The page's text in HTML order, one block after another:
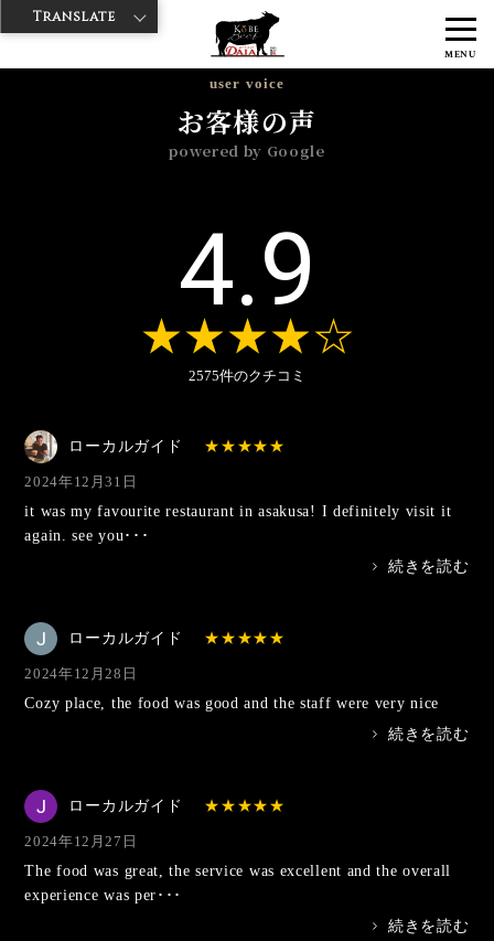
MENU
神戸牛ダイヤ > 神戸牛ダイア 観音通り店 2024年
user voice
お客様の声
powered by Google
4.9
2575件のクチコミ
ローカルガイド
2024年12月31日
it was my favourite restaurant in asakusa! I definitely visit it
again. see you･･･
>
続きを読む
ローカルガイド
2024年12月28日
Cozy place, the food was good and the staff were very nice
>
続きを読む
ローカルガイド
2024年12月27日
The food was great, the service was excellent and the overall
experience was per･･･
>
続きを読む
Translate